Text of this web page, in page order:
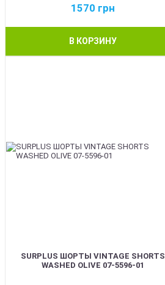
1570 грн
В КОРЗИНУ
SURPLUS ШОРТЫ VINTAGE SHORTS
WASHED OLIVE 07-5596-01